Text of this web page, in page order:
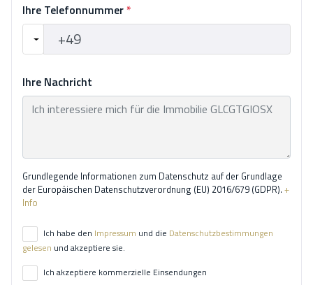
Ihre Telefonnummer *
Ihre Nachricht
Grundlegende Informationen zum Datenschutz auf der Grundlage
der Europäischen Datenschutzverordnung (EU) 2016/679 (GDPR). +
Info
Ich habe den Impressum und die Datenschutzbestimmungen
gelesen und akzeptiere sie.
Ich akzeptiere kommerzielle Einsendungen